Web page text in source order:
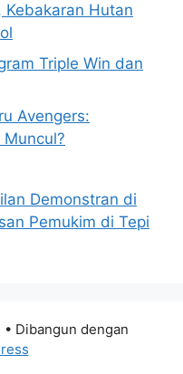
Hutan
Triple Win dan
Avengers:
Demonstran di
Pemukim di Tepi
• Dibangun dengan